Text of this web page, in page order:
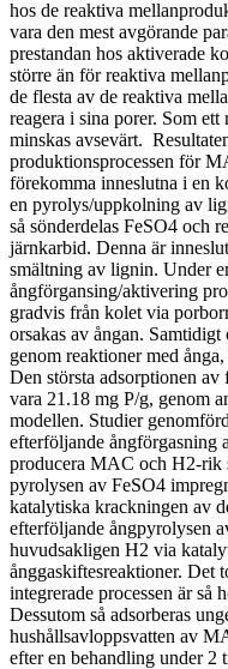
hos de reaktiva
vara den mest avgörande
prestandan hos aktiverade
större än för reaktiva
de flesta av de reaktiva
reagera i sina porer. Som
minskas avsevärt.
produktionsprocessen för
förekomma inneslutna i en
en pyrolys/uppkolning av
så sönderdelas FeSO4 och
järnkarbid. Denna är
smältning av lignin. Under
ångförgansing/aktivering
gradvis från kolet via
orsakas av ångan.
genom reaktioner med
Den största adsorptionen
vara 21.18 mg P/g, genom
modellen. Studier
efterföljande ångförgasning
producera MAC och H2-rik
pyrolysen av FeSO4
katalytiska krackningen av
efterföljande ångpyrolysen
huvudsakligen H2 via
ånggaskiftesreaktioner. Det
integrerade processen är
Dessutom så adsorberas
hushållsavloppsvatten av
efter en behandling under 2